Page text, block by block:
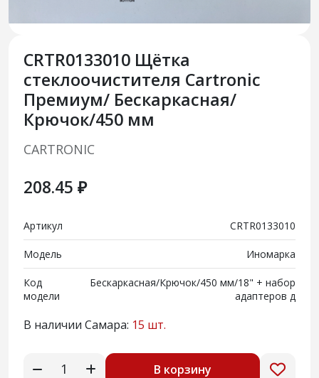
CRTR0133010 Щётка
стеклоочистителя Cartronic
Премиум/ Бескаркасная/
Крючок/450 мм
CARTRONIC
208.45 ₽
Артикул CRTR0133010
Модель Иномарка
Код
модели
Бескаркасная/Крючок/450 мм/18" + набор
адаптеров д
В наличии Самара: 15 шт.
В корзину